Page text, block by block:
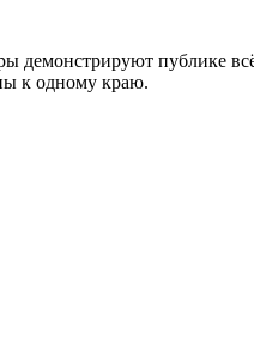
демонстрируют публике
к одному краю.